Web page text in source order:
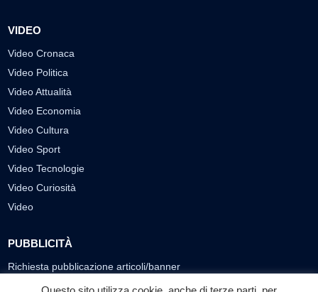
VIDEO
Video Cronaca
Video Politica
Video Attualità
Video Economia
Video Cultura
Video Sport
Video Tecnologie
Video Curiosità
Video
PUBBLICITÀ
Richiesta pubblicazione articoli/banner